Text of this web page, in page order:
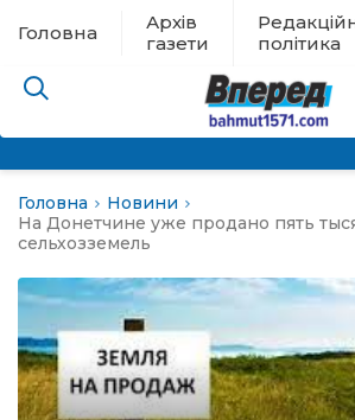
Головна
Архів
газети
політика
евакуації
новини
Головна
Новини
На Донетчине уже продано пять
сельхозземель